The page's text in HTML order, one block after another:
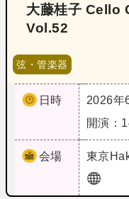
大藤桂子 Cello
Vol.52
弦・管楽器
日時
2026年
開演：
会場 東京